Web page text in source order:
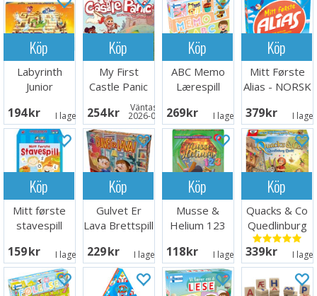
Köp
Labyrinth
Junior
194 SEK I lager: 5
Köp
My First
Castle Panic
Brädspel
254 SEK Väntas in:
2026-09-30
Köp
ABC Memo
Lærespill
269 SEK I lager: 2
Köp
Mitt Første
Alias - NORSK
379 SEK I
Köp
Mitt første
stavespill
159 SEK I lager: 3
Köp
Gulvet Er
Lava Brettspill
229 SEK I lager: 5
Köp
Musse &
Helium 123
118 SEK I lager: 4
Köp
Quacks & Co
Quedlinburg
Dash
Brädspel
339 SEK I